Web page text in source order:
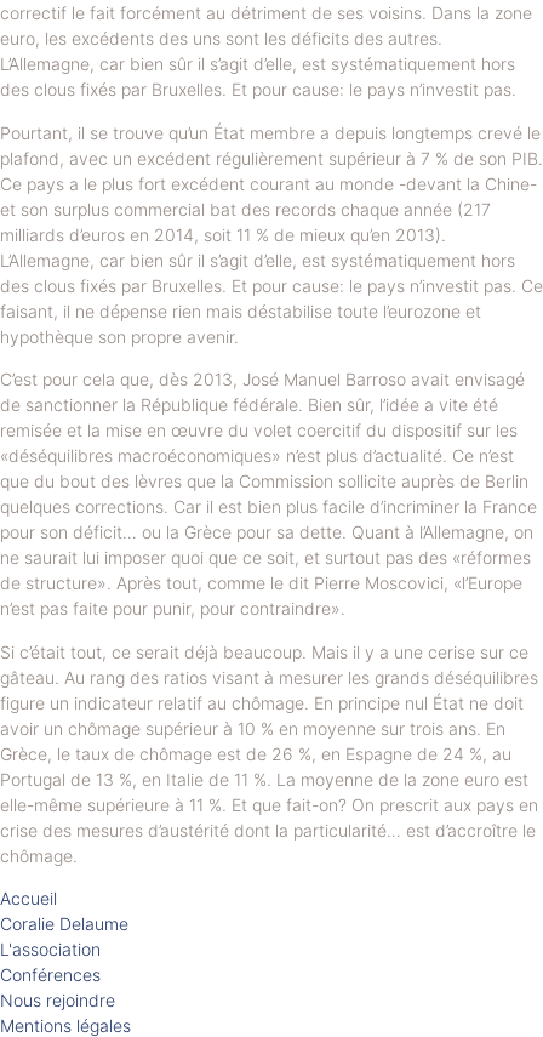
correctif le fait forcément au détriment de ses voisins. Dans la zone
euro, les excédents des uns sont les déficits des autres.
L’Allemagne, car bien sûr il s’agit d’elle, est systématiquement hors
des clous fixés par Bruxelles. Et pour cause: le pays n’investit pas.
Pourtant, il se trouve qu’un État membre a depuis longtemps crevé le
plafond, avec un excédent régulièrement supérieur à 7 % de son PIB.
Ce pays a le plus fort excédent courant au monde -devant la Chine-
et son surplus commercial bat des records chaque année (217
milliards d’euros en 2014, soit 11 % de mieux qu’en 2013).
L’Allemagne, car bien sûr il s’agit d’elle, est systématiquement hors
des clous fixés par Bruxelles. Et pour cause: le pays n’investit pas. Ce
faisant, il ne dépense rien mais déstabilise toute l’eurozone et
hypothèque son propre avenir.
C’est pour cela que, dès 2013, José Manuel Barroso avait envisagé
de sanctionner la République fédérale. Bien sûr, l’idée a vite été
remisée et la mise en œuvre du volet coercitif du dispositif sur les
«déséquilibres macroéconomiques» n’est plus d’actualité. Ce n’est
que du bout des lèvres que la Commission sollicite auprès de Berlin
quelques corrections. Car il est bien plus facile d’incriminer la France
pour son déficit… ou la Grèce pour sa dette. Quant à l’Allemagne, on
ne saurait lui imposer quoi que ce soit, et surtout pas des «réformes
de structure». Après tout, comme le dit Pierre Moscovici, «l’Europe
n’est pas faite pour punir, pour contraindre».
Si c’était tout, ce serait déjà beaucoup. Mais il y a une cerise sur ce
gâteau. Au rang des ratios visant à mesurer les grands déséquilibres
figure un indicateur relatif au chômage. En principe nul État ne doit
avoir un chômage supérieur à 10 % en moyenne sur trois ans. En
Grèce, le taux de chômage est de 26 %, en Espagne de 24 %, au
Portugal de 13 %, en Italie de 11 %. La moyenne de la zone euro est
elle-même supérieure à 11 %. Et que fait-on? On prescrit aux pays en
crise des mesures d’austérité dont la particularité… est d’accroître le
chômage.
Accueil
Coralie Delaume
L'association
Conférences
Nous rejoindre
Mentions légales